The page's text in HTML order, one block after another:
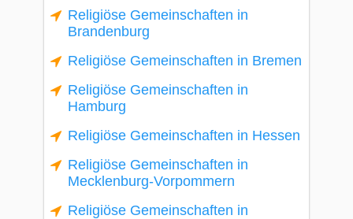
Religiöse Gemeinschaften in
Brandenburg
Religiöse Gemeinschaften in Bremen
Religiöse Gemeinschaften in
Hamburg
Religiöse Gemeinschaften in Hessen
Religiöse Gemeinschaften in
Mecklenburg-Vorpommern
Religiöse Gemeinschaften in